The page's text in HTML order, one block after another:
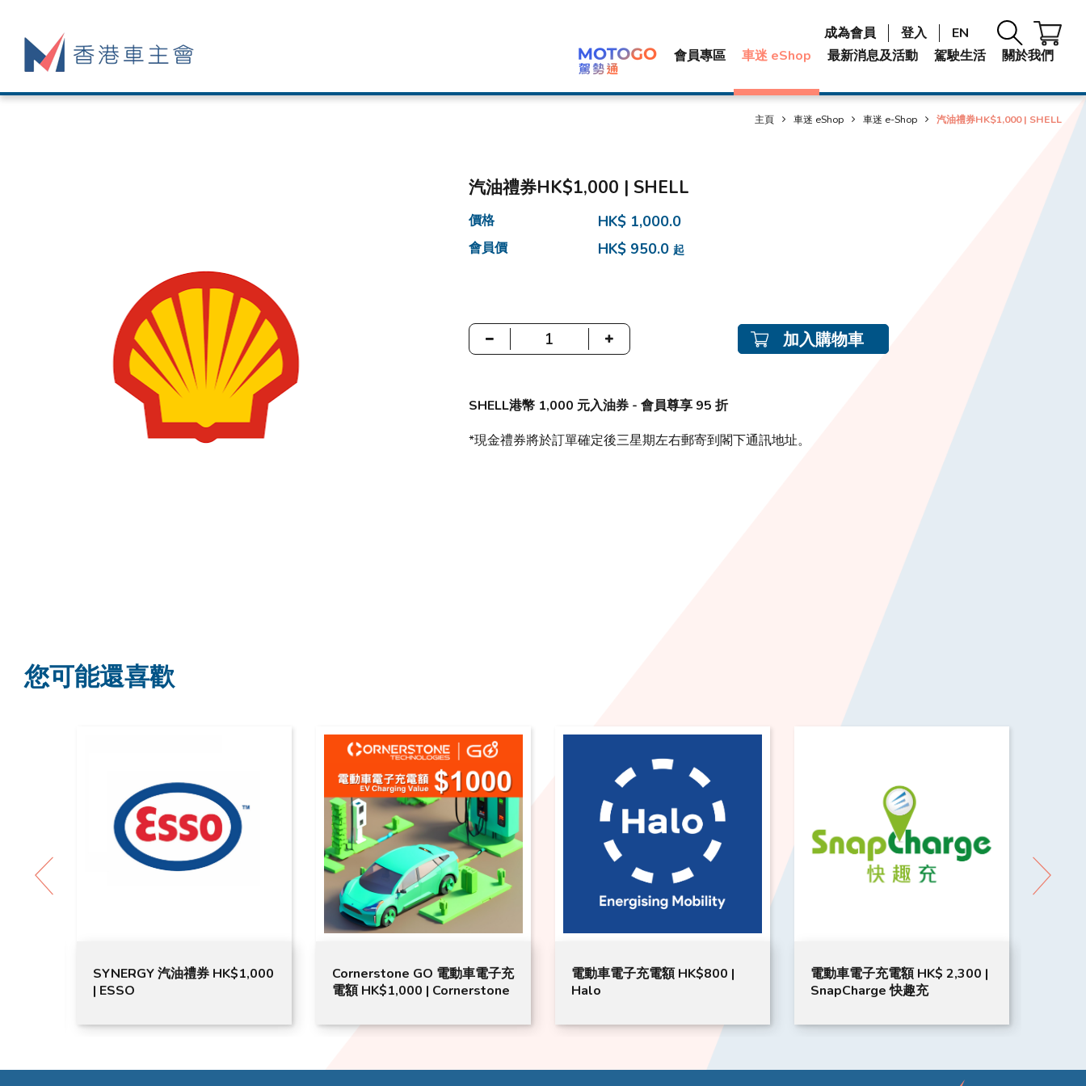
會員專區 車迷 eShop 最新消息及活動 駕駛生活 關於我們
成為會員 登入 EN
主頁 車迷 eShop 車迷 e-Shop 汽油禮券HK$1,000 | SHELL
汽油禮券HK$1,000 | SHELL
價格 HK$ 1,000.0
會員價 HK$ 950.0 起
加入購物車
SHELL港幣 1,000 元入油券 - 會員尊享 95 折
*現金禮券將於訂單確定後三星期左右郵寄到閣下通訊地址。
您可能還喜歡
SYNERGY 汽油禮券 HK$1,000
| ESSO
Cornerstone GO 電動車電子充
電額 HK$1,000 | Cornerstone
電動車電子充電額 HK$800 |
Halo
電動車電子充電額 HK$ 2,300 |
SnapCharge 快趣充